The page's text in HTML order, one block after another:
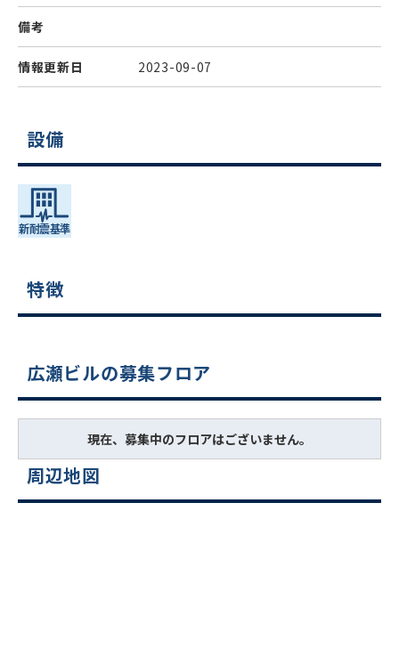
備考
情報更新日 2023-09-07
設備
特徴
広瀬ビルの募集フロア
現在、募集中のフロアはございません。
周辺地図